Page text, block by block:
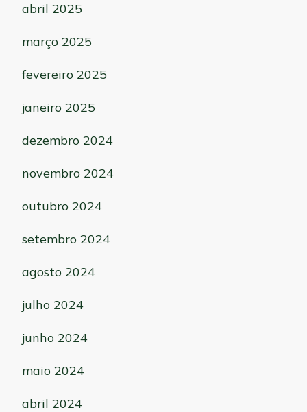
abril 2025
março 2025
fevereiro 2025
janeiro 2025
dezembro 2024
novembro 2024
outubro 2024
setembro 2024
agosto 2024
julho 2024
junho 2024
maio 2024
abril 2024